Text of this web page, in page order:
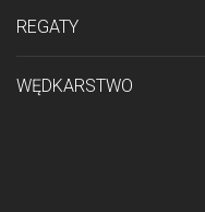
REGATY
WĘDKARSTWO